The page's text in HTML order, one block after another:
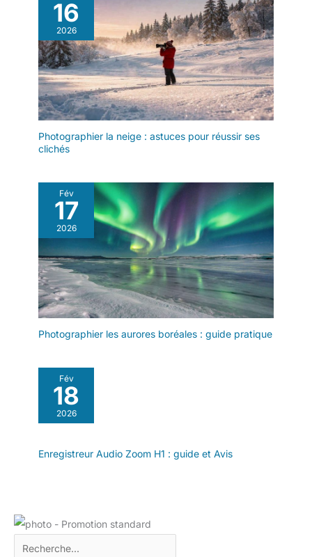
16
2026
Photographier la neige : astuces pour réussir ses
clichés
Fév
17
2026
Photographier les aurores boréales : guide pratique
Fév
18
2026
Enregistreur Audio Zoom H1 : guide et Avis